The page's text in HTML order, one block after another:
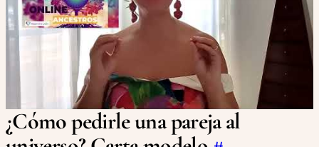
¿Cómo pedirle una pareja al